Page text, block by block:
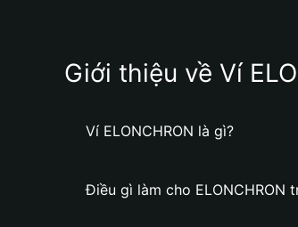
Giới thiệu về Ví
Ví ELONCHRON là gì?
Điều gì làm cho ELONCHRON